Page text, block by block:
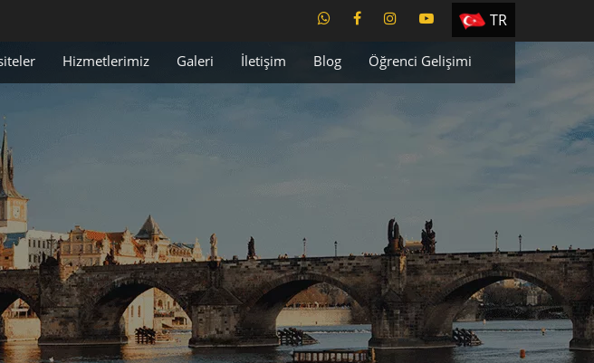
ES
TR
Hizmetlerimiz Galeri İletişim Blog Öğrenci Gelişimi